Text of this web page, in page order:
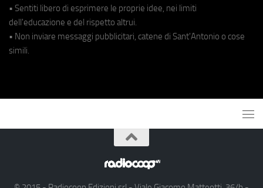
• Sentiti libero di esprimere le proprie idee, nei limiti
dell'educazione e del rispetto altrui.
• Non inviare messaggi pubblicitari, catene di Sant'Antonio o cose
simili.